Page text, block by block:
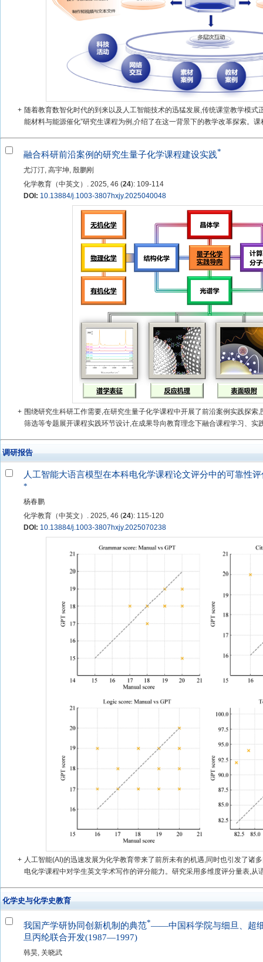
+ 随着教育数智化时代的到来以及人工智能技术的迅猛发展,传统课堂教学模式
能材料与能源催化”研究生课程为例,介绍了在这一背景下的教学改革探索。
融合科研前沿案例的研究生量子化学课程建设实践*
尤汀汀, 高宇坤, 殷鹏刚
化学教育（中英文）. 2025, 46 (24): 109-114
DOI: 10.13884/j.1003-3807hxjy.2025040048
+ 围绕研究生科研工作需要,在研究生量子化学课程中开展了前沿案例实践探
筛选等专题展开课程实践环节设计,在成果导向教育理念下融合课程学习、实
调研报告
人工智能大语言模型在本科电化学课程论文评分中的可靠性评
*
杨春鹏
化学教育（中英文）. 2025, 46 (24): 115-120
DOI: 10.13884/j.1003-3807hxjy.2025070238
+ 人工智能(AI)的迅速发展为化学教育带来了前所未有的机遇,同时也引发了诸
电化学课程中对学生英文学术写作的评分能力。研究采用多维度评分量表,从
化学史与化学史教育
我国产学研协同创新机制的典范*——中国科学院与细旦、超
旦丙纶联合开发(1987—1997)
韩昊, 关晓武